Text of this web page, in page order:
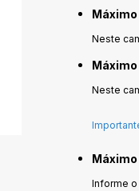
Neste
Neste
Informe